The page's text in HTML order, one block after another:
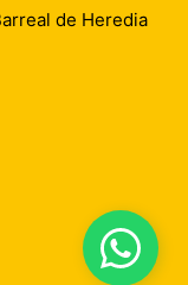
de Heredia